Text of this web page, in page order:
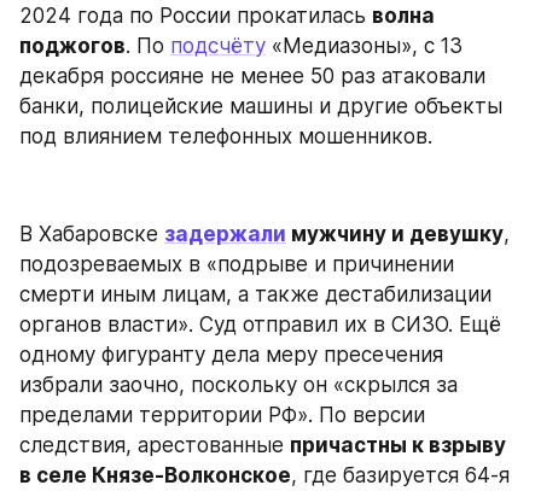
2024 года по России прокатилась волна
поджогов. По подсчёту «Медиазоны», с 13
декабря россияне не менее 50 раз атаковали
банки, полицейские машины и другие объекты
под влиянием телефонных мошенников.
В Хабаровске задержали мужчину и девушку,
подозреваемых в «подрыве и причинении
смерти иным лицам, а также дестабилизации
органов власти». Суд отправил их в СИЗО. Ещё
одному фигуранту дела меру пресечения
избрали заочно, поскольку он «скрылся за
пределами территории РФ». По версии
следствия, арестованные причастны к взрыву
в селе Князе-Волконское, где базируется 64-я